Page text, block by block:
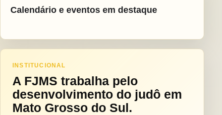
Calendário e eventos em destaque
INSTITUCIONAL
A FJMS trabalha pelo
desenvolvimento do judô em
Mato Grosso do Sul.